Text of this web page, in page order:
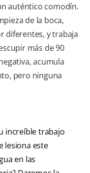
auténtico comodín.
de la boca,
diferentes, y trabaja
más de 90
acumula
pero ninguna
increíble trabajo
lesiona este
en las